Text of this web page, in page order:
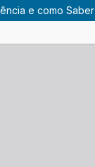
e como Saber